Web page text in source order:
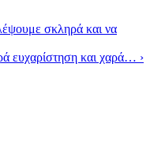
σκληρά και να
ευχαρίστηση και χαρά… ›